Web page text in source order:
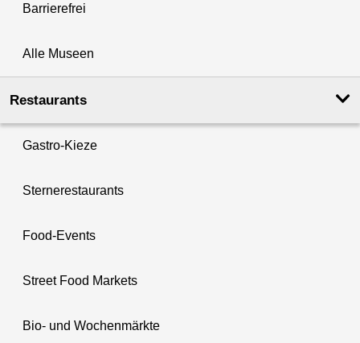
Barrierefrei
Alle Museen
Restaurants
Gastro-Kieze
Sternerestaurants
Food-Events
Street Food Markets
Bio- und Wochenmärkte